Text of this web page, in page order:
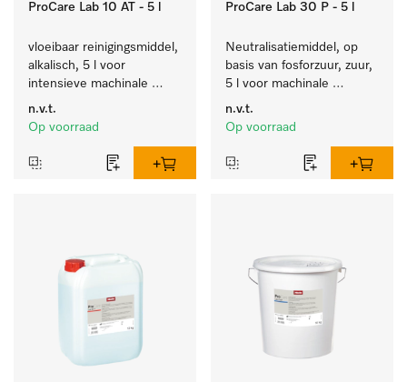
ProCare Lab 10 AT - 5 l
vloeibaar reinigingsmiddel,
alkalisch, 5 l voor
intensieve machinale
reiniging van
laboratoriumglaswerk en -
n.v.t.
Op voorraad
ProCare Lab 30 P - 5 l
Neutralisatiemiddel, op
basis van fosforzuur, zuur,
5 l voor machinale
reiniging van
laboratoriumglaswerk en -
n.v.t.
Op voorraad